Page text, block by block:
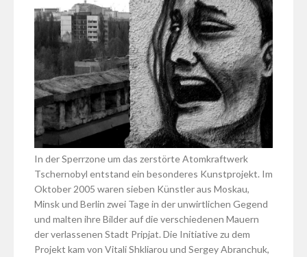
In der Sperrzone um das zerstörte Atomkraftwerk
Tschernobyl entstand ein besonderes Kunstprojekt. Im
Oktober 2005 waren sieben Künstler aus Moskau,
Minsk und Berlin zwei Tage in der unwirtlichen Gegend
und malten ihre Bilder auf die verschiedenen Mauern
der verlassenen Stadt Pripjat. Die Initiative zu dem
Projekt kam von Vitali Shkliarou und Sergey Abranchuk,